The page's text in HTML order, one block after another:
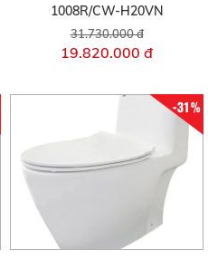
1008R/CW-H20VN
31.730.000 đ
19.820.000 đ
-31%